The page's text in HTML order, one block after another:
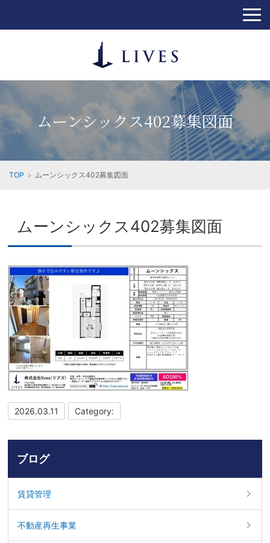
ムーンシックス402募集図面
TOP ムーンシックス402募集図面
ムーンシックス402募集図面
2026.03.11 Category:
ブログ
賃貸管理
不動産再生事業